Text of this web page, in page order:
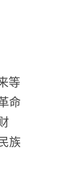
等
命
族